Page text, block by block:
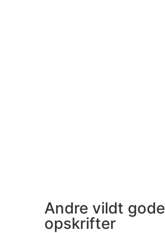
Andre vildt gode
opskrifter